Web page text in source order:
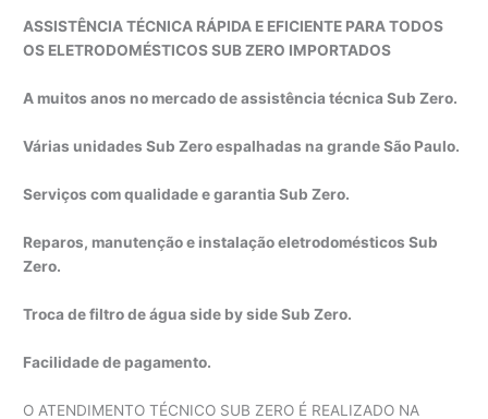
ASSISTÊNCIA TÉCNICA RÁPIDA E EFICIENTE PARA TODOS
OS ELETRODOMÉSTICOS SUB ZERO IMPORTADOS
A muitos anos no mercado de assistência técnica Sub Zero.
Várias unidades Sub Zero espalhadas na grande São Paulo.
Serviços com qualidade e garantia Sub Zero.
Reparos, manutenção e instalação eletrodomésticos Sub
Zero.
Troca de filtro de água side by side Sub Zero.
Facilidade de pagamento.
O ATENDIMENTO TÉCNICO SUB ZERO É REALIZADO NA